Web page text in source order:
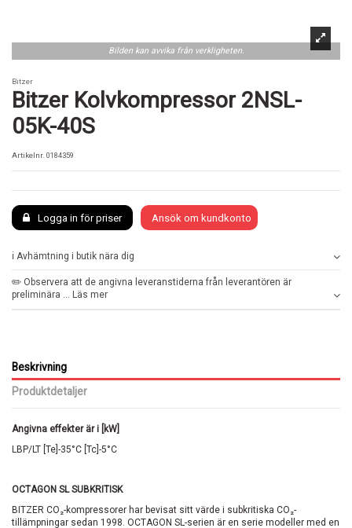
Bilden kan avvika från verkligheten.
Bitzer
Bitzer Kolvkompressor 2NSL-
05K-40S
Artikelnr. 0184359
Logga in för priser Ansök om kundkonto
ℹ️ Avhämtning i butik nära dig
✏️ Observera att de angivna leveranstiderna från leverantören är
preliminära ... Läs mer
Beskrivning
Produktdetaljer
Angivna effekter är i [kW]
LBP/LT [Te]-35°C [Tc]-5°C
OCTAGON SL SUBKRITISK
BITZER CO₂-kompressorer har bevisat sitt värde i subkritiska CO₂-
tillämpningar sedan 1998. OCTAGON SL-serien är en serie modeller med en